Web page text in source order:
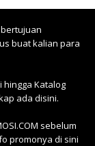
buat kalian para
hingga Katalog
ada disini.
sebelum
promonya di sini